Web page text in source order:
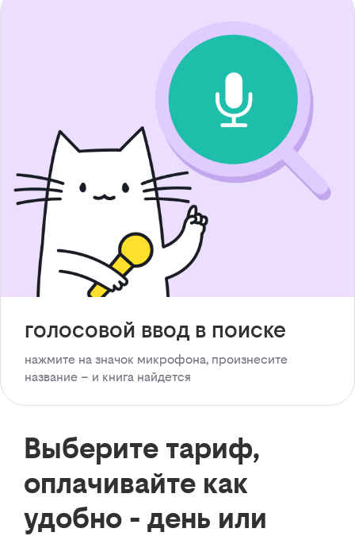
голосовой ввод в поиске
нажмите на значок микрофона, произнесите
название – и книга найдется
Выберите тариф,
оплачивайте как
удобно - день или